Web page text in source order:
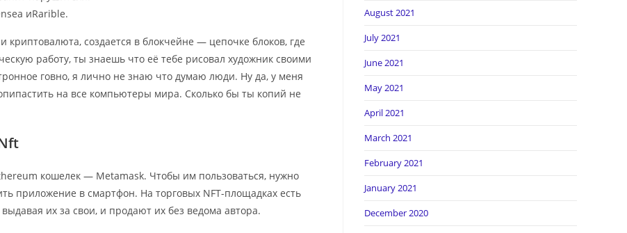
иRarible.
создается в блокчейне — цепочке блоков, где
работу, ты знаешь что её тебе рисовал художник своими
говно, я лично не знаю что думаю люди. Ну да, у меня
на все компьютеры мира. Сколько бы ты копий не
кошелек — Metamask. Чтобы им пользоваться, нужно
приложение в смартфон. На торговых NFT-площадках есть
их за свои, и продают их без ведома автора.
August 2021
July 2021
June 2021
May 2021
April 2021
March 2021
February 2021
January 2021
December 2020